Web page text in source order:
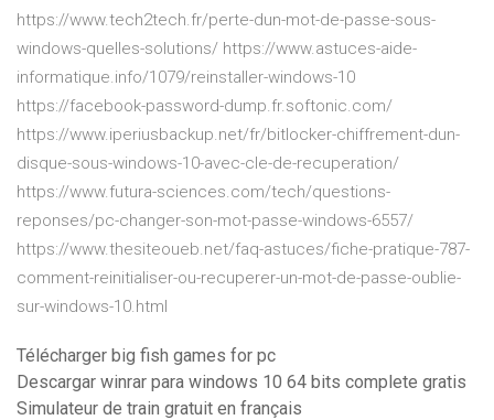
https://www.tech2tech.fr/perte-dun-mot-de-passe-sous-
windows-quelles-solutions/ https://www.astuces-aide-
informatique.info/1079/reinstaller-windows-10
https://facebook-password-dump.fr.softonic.com/
https://www.iperiusbackup.net/fr/bitlocker-chiffrement-dun-
disque-sous-windows-10-avec-cle-de-recuperation/
https://www.futura-sciences.com/tech/questions-
reponses/pc-changer-son-mot-passe-windows-6557/
https://www.thesiteoueb.net/faq-astuces/fiche-pratique-787-
comment-reinitialiser-ou-recuperer-un-mot-de-passe-oublie-
sur-windows-10.html
Télécharger big fish games for pc
Descargar winrar para windows 10 64 bits complete gratis
Simulateur de train gratuit en français